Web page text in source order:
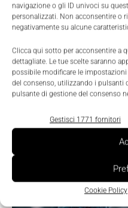
navigazione o gli ID univoci su
personalizzati. Non acconsentire o
negativamente su alcune
Clicca qui sotto per acconsentire a
dettagliate. Le tue scelte saranno
possibile modificare le
del consenso, utilizzando i pulsanti
pulsante di gestione del consenso
Gestisci 1771 fornitori
Cookie Policy
TI POTREBBERO